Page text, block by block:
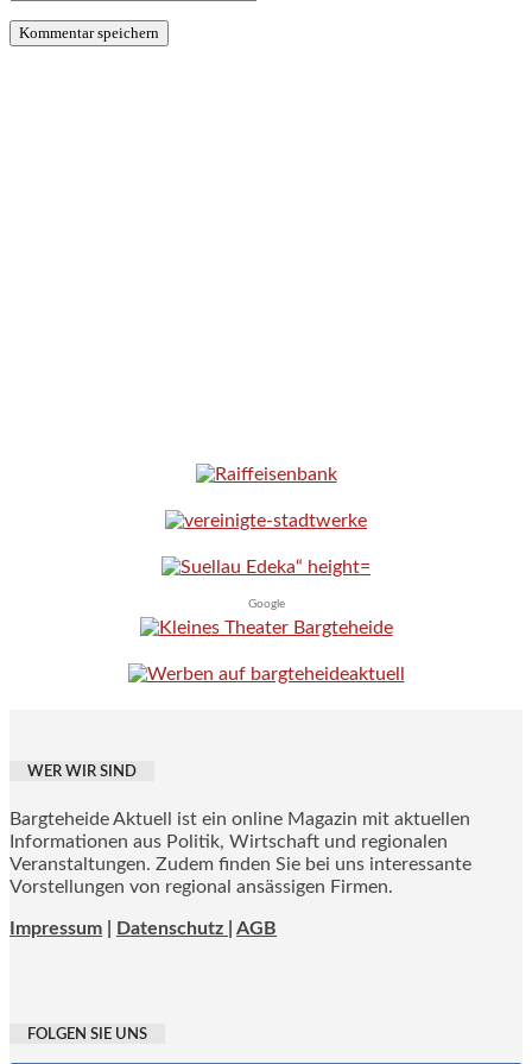
Google
WER WIR SIND
Bargteheide Aktuell ist ein online Magazin mit aktuellen
Informationen aus Politik, Wirtschaft und regionalen
Veranstaltungen. Zudem finden Sie bei uns interessante
Vorstellungen von regional ansässigen Firmen.
Impressum Datenschutz | AGB
FOLGEN SIE UNS